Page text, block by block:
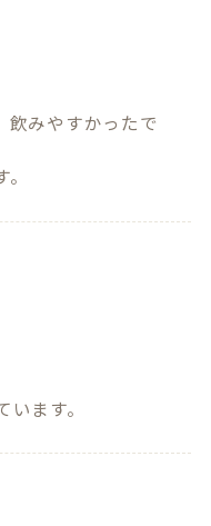
飲みやすかったで
ます。